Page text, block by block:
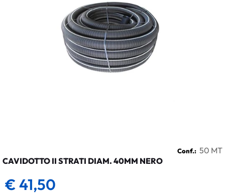
Conf.: 50 MT
CAVIDOTTO II STRATI DIAM. 40MM NERO
€ 41,50